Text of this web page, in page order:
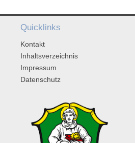
Quicklinks
Kontakt
Inhaltsverzeichnis
Impressum
Datenschutz